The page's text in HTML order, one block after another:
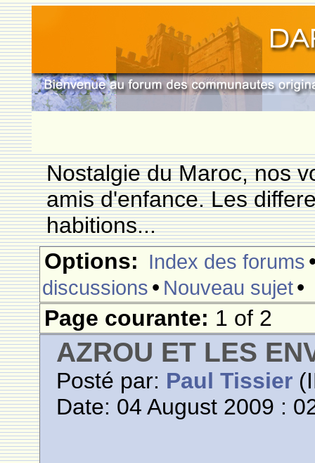
Nostalgie du Maroc, nos
amis d'enfance. Les
habitions...
Options: Index des forums
discussions • Nouveau sujet•
Page courante: 1 of 2
AZROU ET LES
Posté par: Paul Tissier
Date: 04 August 2009 :